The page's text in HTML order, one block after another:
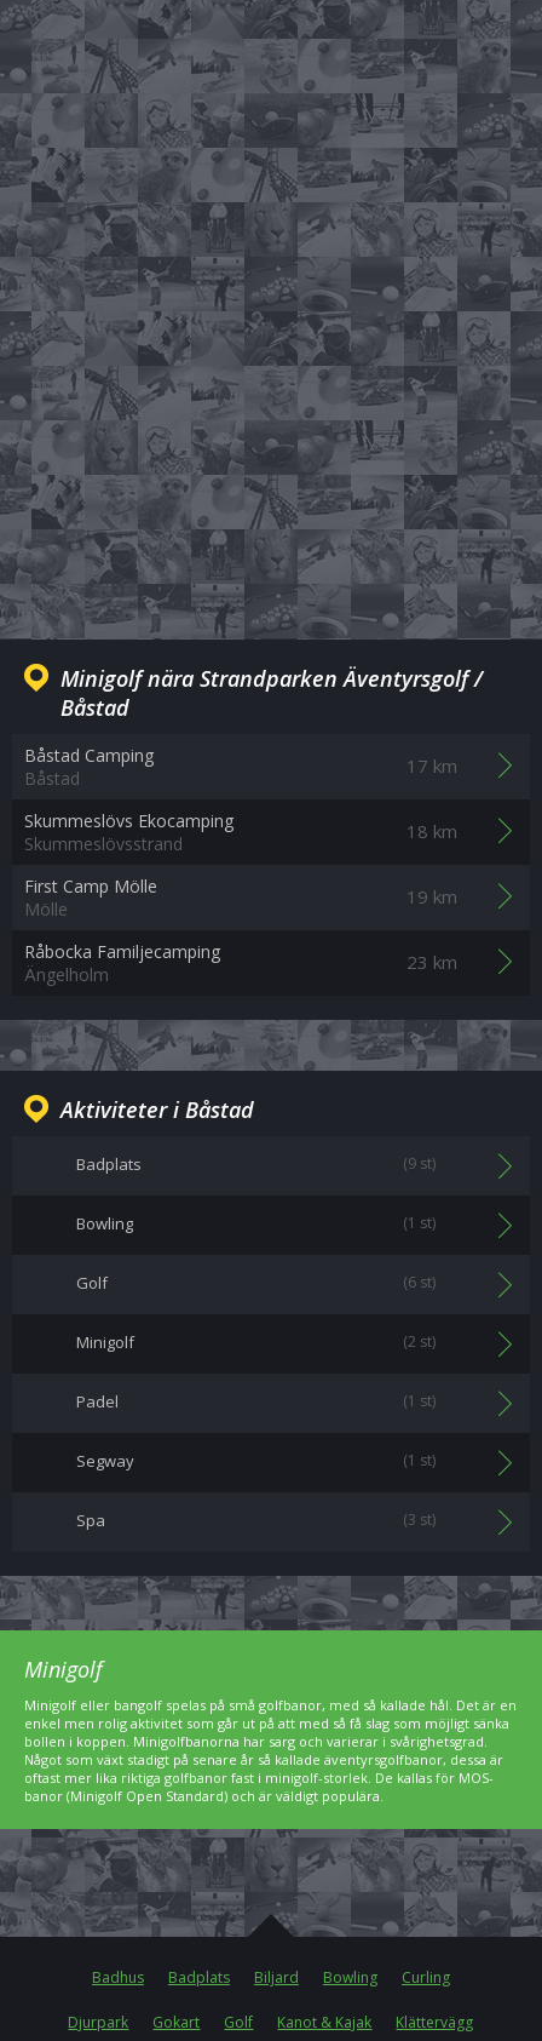
Minigolf nära Strandparken Äventyrsgolf /
Båstad
Båstad Camping
Båstad
17 km
Skummeslövs Ekocamping
Skummeslövsstrand
18 km
First Camp Mölle
Mölle
19 km
Råbocka Familjecamping
Ängelholm
23 km
Aktiviteter i Båstad
Badplats (9 st)
Bowling (1 st)
Golf (6 st)
Minigolf (2 st)
Padel (1 st)
Segway (1 st)
Spa (3 st)
Minigolf
Minigolf eller bangolf spelas på små golfbanor, med så kallade hål. Det är en
enkel men rolig aktivitet som går ut på att med så få slag som möjligt sänka
bollen i koppen. Minigolfbanorna har sarg och varierar i svårighetsgrad.
Något som växt stadigt på senare år så kallade äventyrsgolfbanor, dessa är
oftast mer lika riktiga golfbanor fast i minigolf-storlek. De kallas för MOS-
banor (Minigolf Open Standard) och är väldigt populära.
Badhus Badplats Biljard Bowling Curling
Djurpark Gokart Golf Kanot & Kajak Klättervägg